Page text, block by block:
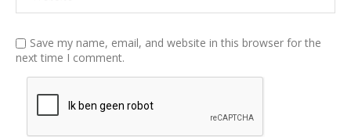
Save my name, email, and website in this browser for the
next time I comment.